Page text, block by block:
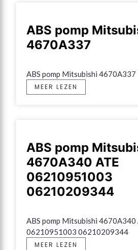
ABS pomp
4670A337
ABS pomp Mitsubishi 4670A337
MEER LEZEN
ABS pomp
4670A340 ATE
06210951003
06210209344
ABS pomp Mitsubishi 4670A340
06210951003 06210209344
MEER LEZEN